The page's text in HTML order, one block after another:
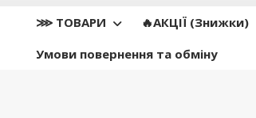
⋙ ТОВАРИ 🔥АКЦІЇ (Знижки)
Умови повернення та обміну